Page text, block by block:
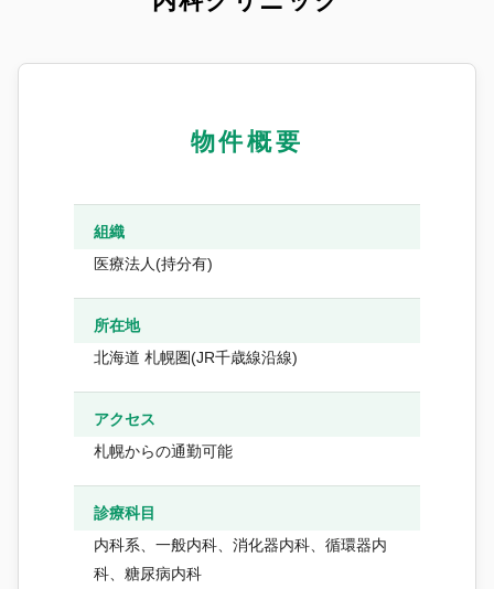
物件概要
組織
医療法人(持分有)
所在地
北海道 札幌圏(JR千歳線沿線)
アクセス
札幌からの通勤可能
診療科目
内科系、一般内科、消化器内科、循環器内
科、糖尿病内科